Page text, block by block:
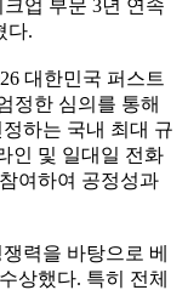
업 부문 3년 연속
다.
대한민국 퍼스트
정한 심의를 통해
하는 국내 최대 규
인 및 일대일 전화
여하여 공정성과
력을 바탕으로 베
상했다. 특히 전체